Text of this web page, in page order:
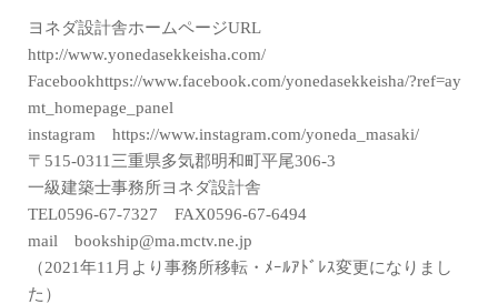
ヨネダ設計舎ホームページURL
http://www.yonedasekkeisha.com/
Facebookhttps://www.facebook.com/yonedasekkeisha/?ref=ay
mt_homepage_panel
instagram https://www.instagram.com/yoneda_masaki/
〒515-0311三重県多気郡明和町平尾306-3
一級建築士事務所ヨネダ設計舎
TEL0596-67-7327 FAX0596-67-6494
mail bookship@ma.mctv.ne.jp
（2021年11月より事務所移転・ﾒｰﾙｱﾄﾞﾚｽ変更になりまし
た）